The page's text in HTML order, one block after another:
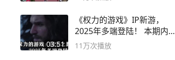
03:51
《权力的游戏》IP新游，
2025年多端登陆！ 本期内容
概要
11万次播放